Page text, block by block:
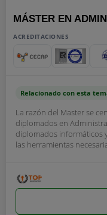
MÁSTER EN
ACREDITACIONES
Relacionado con esta
La razón del Master se
diplomados en
diplomados informáticos
las herramientas